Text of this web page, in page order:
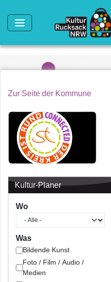
Zur Seite der Kommune
Kultur-Planer
Wo
Was
Bildende Kunst
Foto / Film / Audio /
Medien